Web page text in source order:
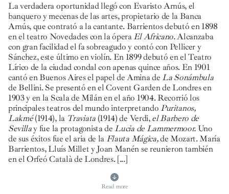
La verdadera oportunidad llegó con Evaristo Arnús, el
banquero y mecenas de las artes, propietario de la Banca
Arnús, que contrató a la cantante. Barrientos debutó en 1898
en el teatro Novedades con la óperaEl Africano.Alcanzaba
con gran facilidad el fa sobreagudo y contó con Pellicer y
Sánchez, este último en violín. En 1899 debutó en el Teatro
Lírico de la ciudad condal con apenas quince años. En 1901
cantó en Buenos Aires el papel de Amina de La Sonámbula
de Bellini. Se presentó en el Covent Garden de Londres en
1903 y en la Scala de Milán en el año 1904. Recorrió los
principales teatros del mundo interpretando Puritanos,
Lakmé(1914), la Traviata (1914) de Verdi,el Barbero de
Sevillay fue la protagonista de Lucia de Lammermoor.Uno
de sus éxitos fue el aria de la Flauta Mágica,de Mozart. María
Barrientos, Lluís Millet y Joan Manén se reunieron también
en el Orfeó Català de Londres.[...]
Read more